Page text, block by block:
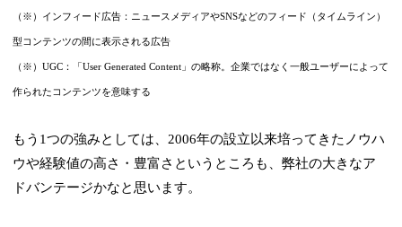
（※）インフィード広告：ニュースメディアやSNSなどのフィード（タイムライン）
型コンテンツの間に表示される広告
（※）UGC：「User Generated Content」の略称。企業ではなく一般ユーザーによって
作られたコンテンツを意味する
もう1つの強みとしては、2006年の設立以来培ってきたノウハ
ウや経験値の高さ・豊富さというところも、弊社の大きなア
ドバンテージかなと思います。